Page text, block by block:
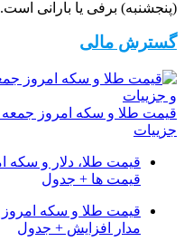
(پنجشنبه) برفی یا بارانی است.
گسترش مالی
جزییات
قیمت ها + جدول
مدار افزایش + جدول